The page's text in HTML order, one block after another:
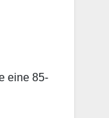
eine 85-